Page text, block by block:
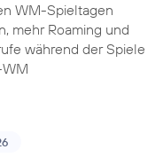
WM-Spieltagen
mehr Roaming und
während der Spiele